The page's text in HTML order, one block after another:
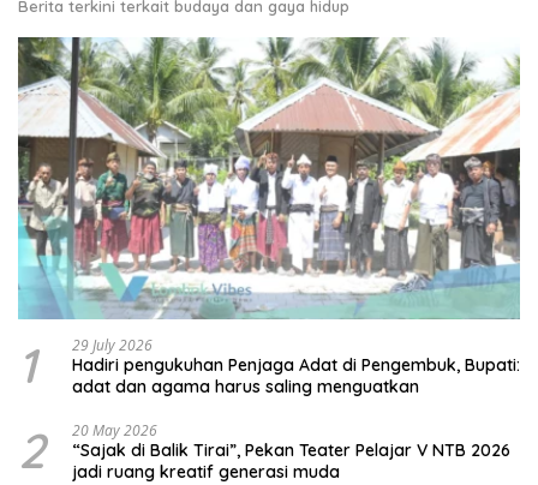
Berita terkini terkait budaya dan gaya hidup
1 29 July 2026
Hadiri pengukuhan Penjaga Adat di Pengembuk, Bupati:
adat dan agama harus saling menguatkan
2 20 May 2026
“Sajak di Balik Tirai”, Pekan Teater Pelajar V NTB 2026
jadi ruang kreatif generasi muda